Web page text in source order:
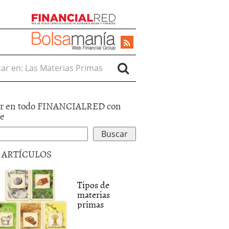
en:
en todo FINANCIALRED con
ARTÍCULOS
Tipos de
materias
primas